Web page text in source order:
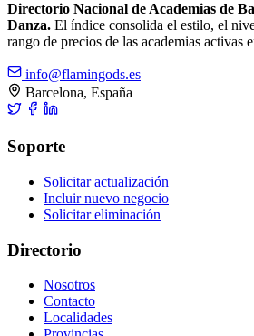
Directorio Nacional de Academias de
Danza. El índice consolida el estilo, el
rango de precios de las academias activas
info@flamingods.es
Barcelona, España
Soporte
Solicitar actualización
Incluir nuevo negocio
Solicitar eliminación
Directorio
Nosotros
Contacto
Localidades